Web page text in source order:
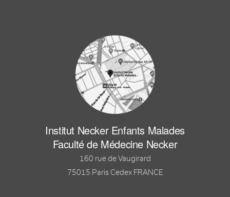
Institut Necker Enfants Malades
Faculté de Médecine Necker
160 rue de Vaugirard
75015 Paris Cedex FRANCE